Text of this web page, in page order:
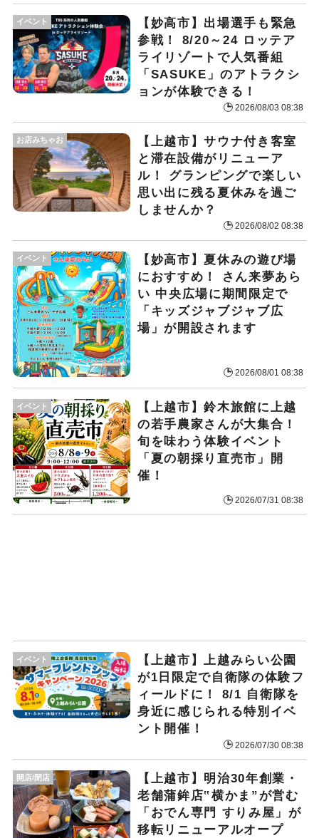
【妙高市】出場選手も緊急
参戦！ 8/20～24 ロッテア
ライリゾートで人気番組
「SASUKE」のアトラクシ
ョンが体験できる！
2026/08/03 08:38
イベント
【上越市】サウナ付き客室
と滞在設備がリニューア
ル！ グランピングで楽しい
思い出に残る夏休みを過ご
しませんか？
2026/08/02 08:38
お店みちゃお
【妙高市】夏休みの遊び場
におすすめ！ さん来夢あら
い 中央広場に期間限定で
「キッズジャブジャブ広
場」が開設されます
2026/08/01 08:38
イベント
【上越市】鈴木旅館に上越
の若手農家さんが大集合！
旬を味わう体験イベント
「夏の朝採り直売市」開
催！
2026/07/31 08:38
イベント
【上越市】上越みらい公園
が1日限定で自衛隊の体験フ
ィールドに！ 8/1 自衛隊を
身近に感じられる特別イベ
ント開催！
2026/07/30 08:38
イベント
【上越市】明治30年創業・
老舗蒲鉾店‟横かま”が営む
「おでん専門 すりみ屋」が
移転リニューアルオープ
開店/閉店